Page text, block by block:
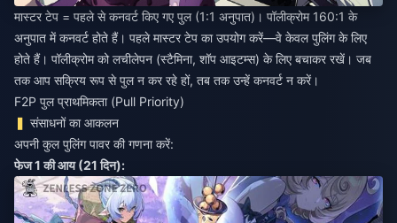
मास्टर टेप = पहले से कनवर्ट किए गए पुल (1:1 अनुपात)। पॉलीक्रोम 160:1 के
अनुपात में कनवर्ट होते हैं। पहले मास्टर टेप का उपयोग करें—वे केवल पुलिंग के लिए
होते हैं। पॉलीक्रोम को लचीलेपन (स्टैमिना, शॉप आइटम्स) के लिए बचाकर रखें। जब
तक आप सक्रिय रूप से पुल न कर रहे हों, तब तक उन्हें कनवर्ट न करें।
F2P पुल प्राथमिकता (Pull Priority)
संसाधनों का आकलन
अपनी कुल पुलिंग पावर की गणना करें:
फेज 1 की आय (21 दिन):